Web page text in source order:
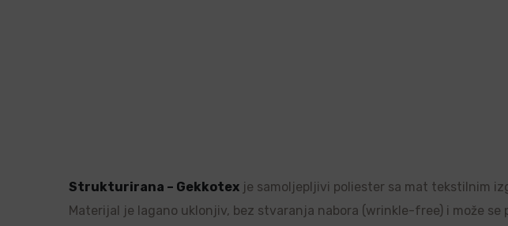
Strukturirana – Gekkotex je samoljepljivi poliester sa mat tekstilnim
Materijal je lagano uklonjiv, bez stvaranja nabora (wrinkle-free) i može